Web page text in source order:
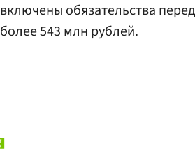
включены обязательства
более 543 млн рублей.